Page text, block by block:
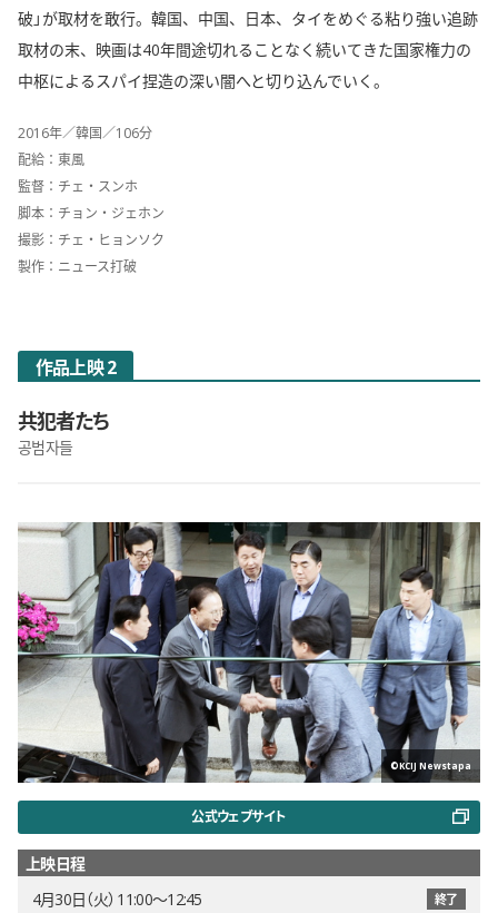
破」が取材を敢行。韓国、中国、日本、タイをめぐる粘り強い追跡
取材の末、映画は40年間途切れることなく続いてきた国家権力の
中枢によるスパイ捏造の深い闇へと切り込んでいく。
2016年／韓国／106分
配給：東風
監督：チェ・スンホ
脚本：チョン・ジェホン
撮影：チェ・ヒョンソク
製作：ニュース打破
作品上映 2
共犯者たち
공범자들
©KCIJ Newstapa
公式ウェブサイト
上映日程
4月30日（火） 11:00〜12:45
終了